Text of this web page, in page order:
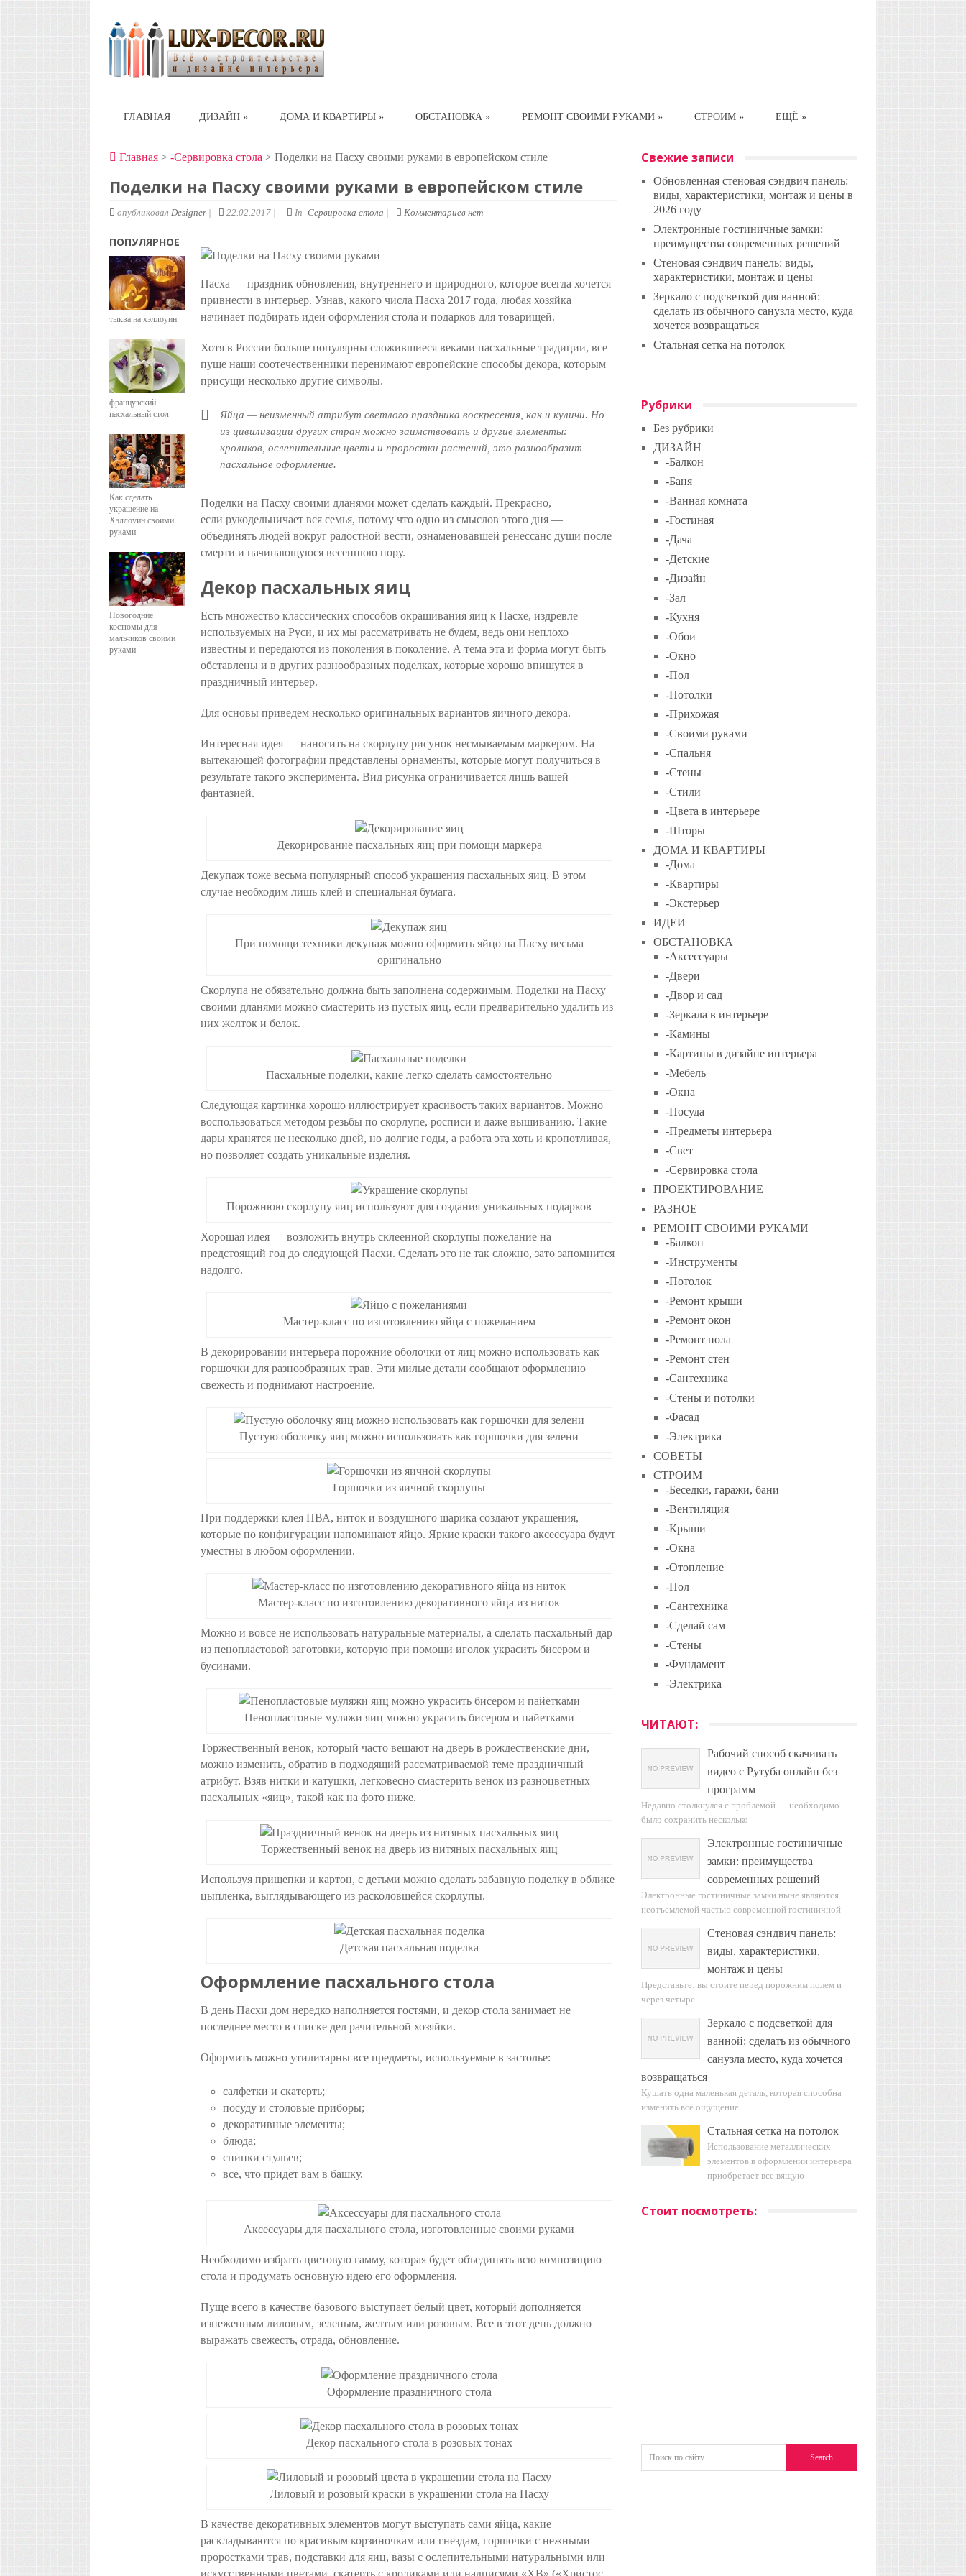
ГЛАВНАЯ ДИЗАЙН » ДОМА И КВАРТИРЫ » ОБСТАНОВКА » РЕМОНТ СВОИМИ РУКАМИ » СТРОИМ » ЕЩЁ »
Главная > -Сервировка стола > Поделки на Пасху своими руками в европейском стиле
Поделки на Пасху своими руками в европейском стиле
опубликовал Designer | 22.02.2017 | In -Сервировка стола | Комментариев нет
Пасха — праздник обновления, внутреннего и природного, которое всегда хочется
привнести в интерьер. Узнав, какого числа Пасха 2017 года, любая хозяйка
начинает подбирать идеи оформления стола и подарков для товарищей.
Хотя в России больше популярны сложившиеся веками пасхальные традиции, все
пуще наши соотечественники перенимают европейские способы декора, которым
присущи несколько другие символы.
Яйца — неизменный атрибут светлого праздника воскресения, как и куличи. Но
из цивилизации других стран можно заимствовать и другие элементы:
кроликов, ослепительные цветы и проростки растений, это разнообразит
пасхальное оформление.
Поделки на Пасху своими дланями может сделать каждый. Прекрасно,
если рукодельничает вся семья, потому что одно из смыслов этого дня —
объединять людей вокруг радостной вести, ознаменовавшей ренессанс души после
смерти и начинающуюся весеннюю пору.
Декор пасхальных яиц
Есть множество классических способов окрашивания яиц к Пасхе, издревле
используемых на Руси, и их мы рассматривать не будем, ведь они неплохо
известны и передаются из поколения в поколение. А тема эта и форма могут быть
обставлены и в других разнообразных поделках, которые хорошо впишутся в
праздничный интерьер.
Для основы приведем несколько оригинальных вариантов яичного декора.
Интересная идея — наносить на скорлупу рисунок несмываемым маркером. На
вытекающей фотографии представлены орнаменты, которые могут получиться в
результате такого эксперимента. Вид рисунка ограничивается лишь вашей
фантазией.
Декорирование пасхальных яиц при помощи маркера
Декупаж тоже весьма популярный способ украшения пасхальных яиц. В этом
случае необходим лишь клей и специальная бумага.
При помощи техники декупаж можно оформить яйцо на Пасху весьма
оригинально
Скорлупа не обязательно должна быть заполнена содержимым. Поделки на Пасху
своими дланями можно смастерить из пустых яиц, если предварительно удалить из
них желток и белок.
Пасхальные поделки, какие легко сделать самостоятельно
Следующая картинка хорошо иллюстрирует красивость таких вариантов. Можно
воспользоваться методом резьбы по скорлупе, росписи и даже вышиванию. Такие
дары хранятся не несколько дней, но долгие годы, а работа эта хоть и кропотливая,
но позволяет создать уникальные изделия.
Порожнюю скорлупу яиц используют для создания уникальных подарков
Хорошая идея — возложить внутрь склеенной скорлупы пожелание на
предстоящий год до следующей Пасхи. Сделать это не так сложно, зато запомнится
надолго.
Мастер-класс по изготовлению яйца с пожеланием
В декорировании интерьера порожние оболочки от яиц можно использовать как
горшочки для разнообразных трав. Эти милые детали сообщают оформлению
свежесть и поднимают настроение.
Пустую оболочку яиц можно использовать как горшочки для зелени
Горшочки из яичной скорлупы
При поддержки клея ПВА, ниток и воздушного шарика создают украшения,
которые по конфигурации напоминают яйцо. Яркие краски такого аксессуара будут
уместны в любом оформлении.
Мастер-класс по изготовлению декоративного яйца из ниток
Можно и вовсе не использовать натуральные материалы, а сделать пасхальный дар
из пенопластовой заготовки, которую при помощи иголок украсить бисером и
бусинами.
Пенопластовые муляжи яиц можно украсить бисером и пайетками
Торжественный венок, который часто вешают на дверь в рождественские дни,
можно изменить, обратив в подходящий рассматриваемой теме праздничный
атрибут. Взяв нитки и катушки, легковесно смастерить венок из разноцветных
пасхальных «яиц», такой как на фото ниже.
Торжественный венок на дверь из нитяных пасхальных яиц
Используя прищепки и картон, с детьми можно сделать забавную поделку в облике
цыпленка, выглядывающего из расколовшейся скорлупы.
Детская пасхальная поделка
Оформление пасхального стола
В день Пасхи дом нередко наполняется гостями, и декор стола занимает не
последнее место в списке дел рачительной хозяйки.
Оформить можно утилитарны все предметы, используемые в застолье:
салфетки и скатерть;
посуду и столовые приборы;
декоративные элементы;
блюда;
спинки стульев;
все, что придет вам в башку.
Аксессуары для пасхального стола, изготовленные своими руками
Необходимо избрать цветовую гамму, которая будет объединять всю композицию
стола и продумать основную идею его оформления.
Пуще всего в качестве базового выступает белый цвет, который дополняется
изнеженным лиловым, зеленым, желтым или розовым. Все в этот день должно
выражать свежесть, отрада, обновление.
Оформление праздничного стола
Декор пасхального стола в розовых тонах
Лиловый и розовый краски в украшении стола на Пасху
В качестве декоративных элементов могут выступать сами яйца, какие
раскладываются по красивым корзиночкам или гнездам, горшочки с нежными
проростками трав, подставки для яиц, вазы с ослепительными натуральными или
ПОПУЛЯРНОЕ
тыква на хэллоуин
французский
пасхальный стол
Как сделать
украшение на
Хэллоуин своими
руками
Новогодние
костюмы для
мальчиков своими
руками
Свежие записи
Обновленная стеновая сэндвич панель:
виды, характеристики, монтаж и цены в
2026 году
Электронные гостиничные замки:
преимущества современных решений
Стеновая сэндвич панель: виды,
характеристики, монтаж и цены
Зеркало с подсветкой для ванной:
сделать из обычного санузла место, куда
хочется возвращаться
Стальная сетка на потолок
Рубрики
Без рубрики
ДИЗАЙН
-Балкон
-Баня
-Ванная комната
-Гостиная
-Дача
-Детские
-Дизайн
-Зал
-Кухня
-Обои
-Окно
-Пол
-Потолки
-Прихожая
-Своими руками
-Спальня
-Стены
-Стили
-Цвета в интерьере
-Шторы
ДОМА И КВАРТИРЫ
-Дома
-Квартиры
-Экстерьер
ИДЕИ
ОБСТАНОВКА
-Аксессуары
-Двери
-Двор и сад
-Зеркала в интерьере
-Камины
-Картины в дизайне интерьера
-Мебель
-Окна
-Посуда
-Предметы интерьера
-Свет
-Сервировка стола
ПРОЕКТИРОВАНИЕ
РАЗНОЕ
РЕМОНТ СВОИМИ РУКАМИ
-Балкон
-Инструменты
-Потолок
-Ремонт крыши
-Ремонт окон
-Ремонт пола
-Ремонт стен
-Сантехника
-Стены и потолки
-Фасад
-Электрика
СОВЕТЫ
СТРОИМ
-Беседки, гаражи, бани
-Вентиляция
-Крыши
-Окна
-Отопление
-Пол
-Сантехника
-Сделай сам
-Стены
-Фундамент
-Электрика
ЧИТАЮТ:
Рабочий способ скачивать
видео с Рутуба онлайн без
программ
Недавно столкнулся с проблемой — необходимо
было сохранить несколько
Электронные гостиничные
замки: преимущества
современных решений
Электронные гостиничные замки ныне являются
неотъемлемой частью современной гостиничной
Стеновая сэндвич панель:
виды, характеристики,
монтаж и цены
Представьте: вы стоите перед порожним полем и
через четыре
Зеркало с подсветкой для
ванной: сделать из обычного
санузла место, куда хочется
возвращаться
Кушать одна маленькая деталь, которая способна
изменить всё ощущение
Стальная сетка на потолок
Использование металлических
элементов в оформлении интерьера
приобретает все вящую
Стоит посмотреть: